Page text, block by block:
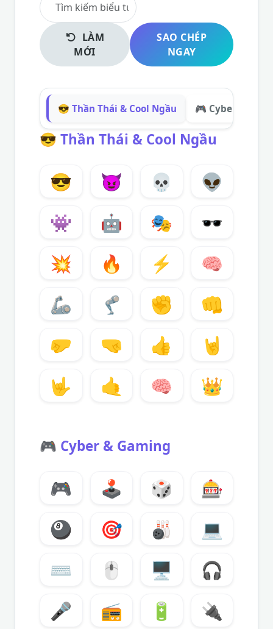
LÀM
MỚI
SAO CHÉP
NGAY
😎 Thần Thái & Cool Ngầu 🎮 Cyber &
😎 Thần Thái & Cool Ngầu
😎 😈 💀
👽
👾
🤖 🎭
🕶️
💥
🔥 ⚡
🧠
🦾
🦿 ✊
👊
🤛
🤜 👍
🤘
🤟
🤙 🧠 👑
🎮 Cyber & Gaming
🎮 🕹️ 🎲
🎰
🎱
🎯 🎳
💻
⌨️
🖱️ 🖥️
🎧
🎤
📻 🔋
🔌